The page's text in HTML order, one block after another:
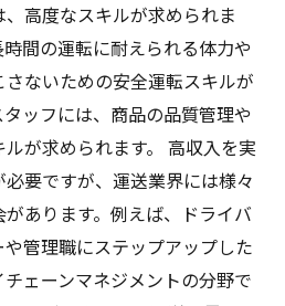
高度なスキルが求められま
間の運転に耐えられる体力や
ないための安全運転スキルが
ッフには、商品の品質管理や
が求められます。 高収入を実
要ですが、運送業界には様々
あります。例えば、ドライバ
管理職にステップアップした
ェーンマネジメントの分野で